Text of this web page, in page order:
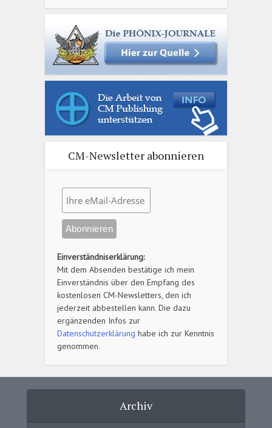
CM-Newsletter abonnieren
Einverständniserklärung:
Mit dem Absenden bestätige ich mein
Einverständnis über den Empfang des
kostenlosen CM-Newsletters, den ich
jederzeit abbestellen kann. Die dazu
ergänzenden Infos zur
Datenschutzerklärung habe ich zur Kenntnis
genommen.
Archiv